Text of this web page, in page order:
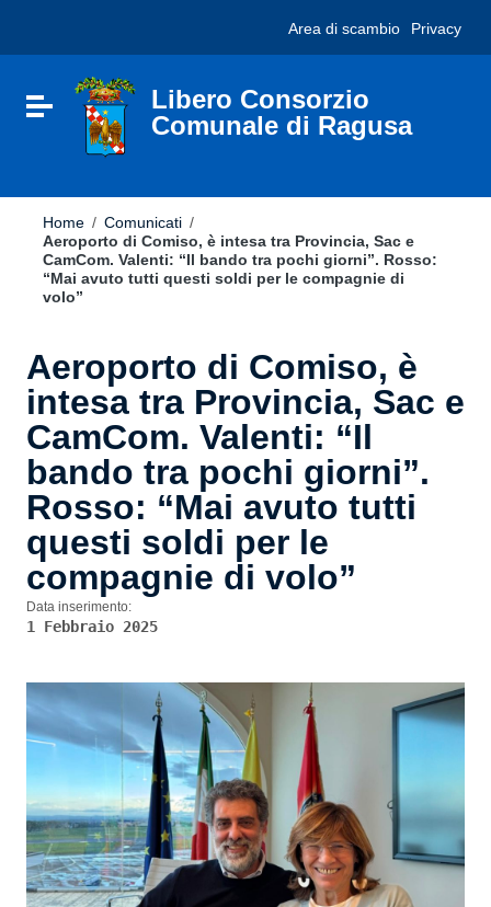
sito
include
Vai al footer
Area di scambio Privacy
Attiva / disattiva la navigazione
Libero Consorzio
Comunale di Ragusa
Home / Comunicati /
Aeroporto di Comiso, è intesa tra Provincia, Sac e
CamCom. Valenti: “Il bando tra pochi giorni”. Rosso:
“Mai avuto tutti questi soldi per le compagnie di
volo”
Aeroporto di Comiso, è
intesa tra Provincia, Sac e
CamCom. Valenti: “Il
bando tra pochi giorni”.
Rosso: “Mai avuto tutti
questi soldi per le
compagnie di volo”
Data inserimento:
1 Febbraio 2025